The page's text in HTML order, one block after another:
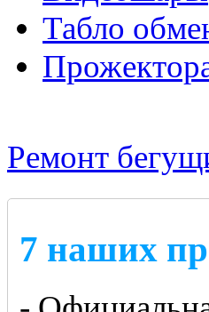
Табло
Ремонт
7 наших